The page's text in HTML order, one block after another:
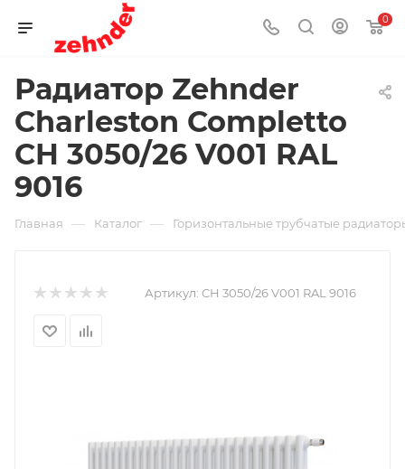
0
Радиатор Zehnder
Charleston Completto
CH 3050/26 V001 RAL
9016
Главная — Каталог — Горизонтальные трубчатые
Артикул: CH 3050/26 V001 RAL 9016